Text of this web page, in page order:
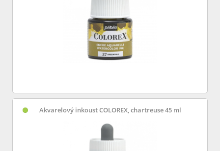
Akvarelový inkoust COLOREX, chartreuse 45 ml